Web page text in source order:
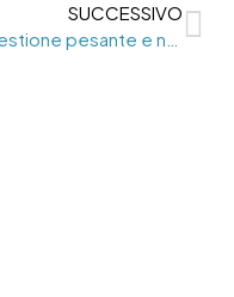
SUCCESSIVO